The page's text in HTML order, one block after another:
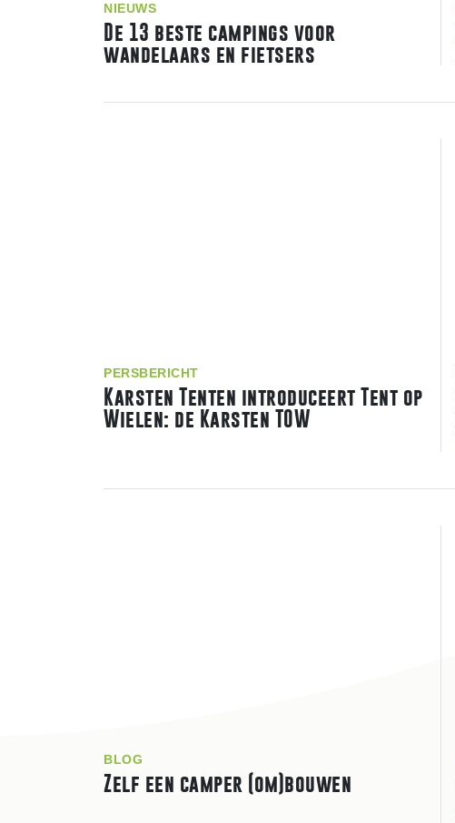
NIEUWS
De 13 beste campings voor
wandelaars en fietsers
PERSBERICHT
Karsten Tenten introduceert Tent op
Wielen: de Karsten TOW
BLOG
Zelf een camper (om)bouwen